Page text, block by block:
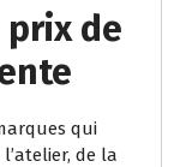
prix de
qui
de la